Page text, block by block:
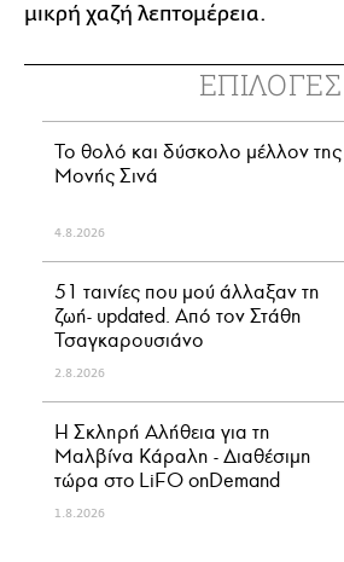
μικρή χαζή λεπτομέρεια.
ΕΠΙΛΟΓΕΣ
Το θολό και δύσκολο μέλλον της
Μονής Σινά
4.8.2026
51 ταινίες που μού άλλαξαν τη
ζωή- updated. Aπό τον Στάθη
Τσαγκαρουσιάνο
2.8.2026
Η Σκληρή Αλήθεια για τη
Μαλβίνα Κάραλη - Διαθέσιμη
τώρα στo LiFO onDemand
1.8.2026